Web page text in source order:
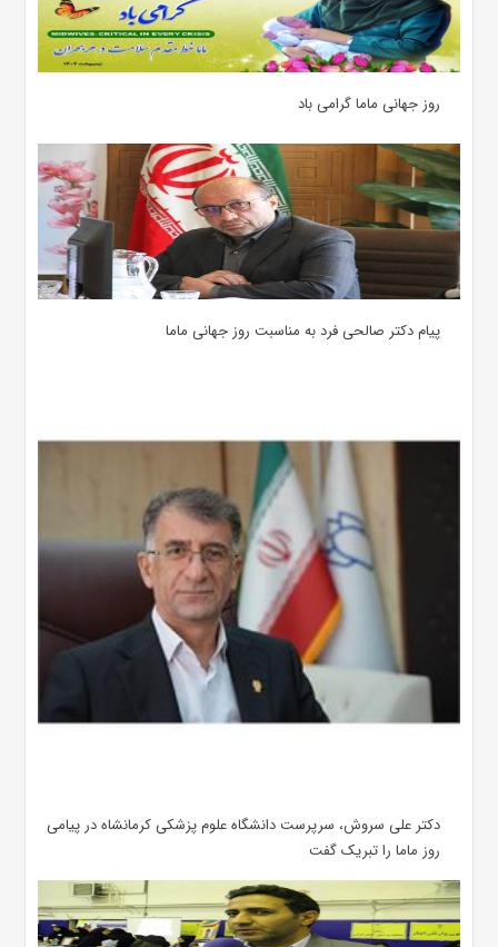
روز جهانی ماما گرامی باد
پیام دکتر صالحی فرد به مناسبت روز جهانی ماما
دکتر علی سروش، سرپرست دانشگاه علوم پزشکی کرمانشاه در پیامی
روز ماما را تبریک گفت